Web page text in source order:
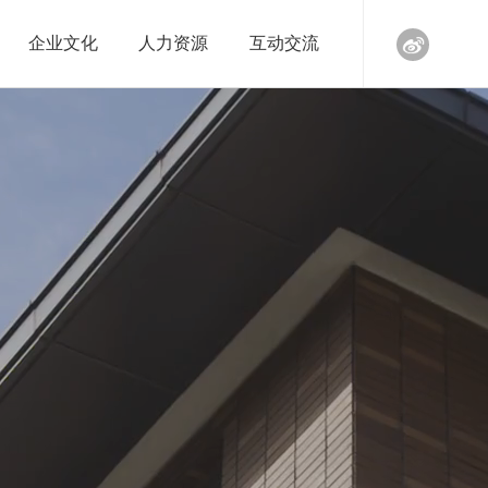
企业文化 人力资源 互动交流